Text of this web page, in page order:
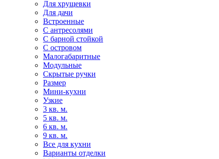
Для хрущевки
Для дачи
Встроенные
С антресолями
С барной стойкой
С островом
Малогабаритные
Модульные
Скрытые ручки
Размер
Мини-кухни
Узкие
3 кв. м.
5 кв. м.
6 кв. м.
9 кв. м.
Все для кухни
Варианты отделки